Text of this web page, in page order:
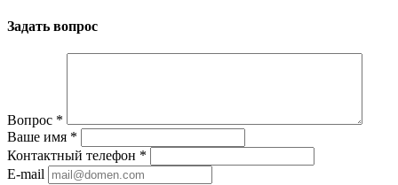
Задать вопрос
Вопрос *
Ваше имя *
Контактный телефон *
E-mail